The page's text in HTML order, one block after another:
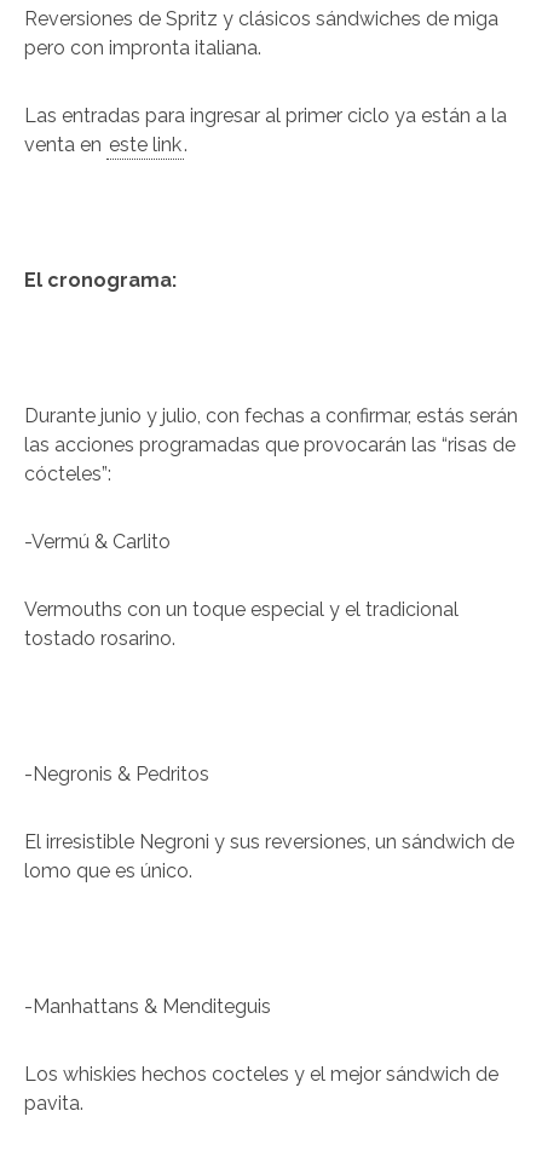
Reversiones de Spritz y clásicos sándwiches de miga
pero con impronta italiana.
Las entradas para ingresar al primer ciclo ya están a la
venta en este link.
El cronograma:
Durante junio y julio, con fechas a confirmar, estás serán
las acciones programadas que provocarán las “risas de
cócteles”:
-Vermú & Carlito
Vermouths con un toque especial y el tradicional
tostado rosarino.
-Negronis & Pedritos
El irresistible Negroni y sus reversiones, un sándwich de
lomo que es único.
-Manhattans & Menditeguis
Los whiskies hechos cocteles y el mejor sándwich de
pavita.